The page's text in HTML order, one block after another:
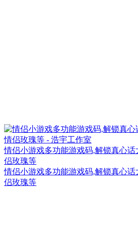
情侣小游戏多功能游戏码,解锁真心
侣玫瑰等
情侣小游戏多功能游戏码,解锁真心
侣玫瑰等